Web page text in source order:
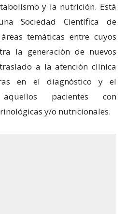
y la nutrición. Está
Sociedad Científica de
temáticas entre cuyos
la generación de nuevos
a la atención clínica
en el diagnóstico y el
pacientes con
y/o nutricionales.